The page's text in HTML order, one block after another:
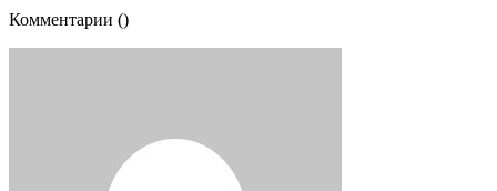
Комментарии ()